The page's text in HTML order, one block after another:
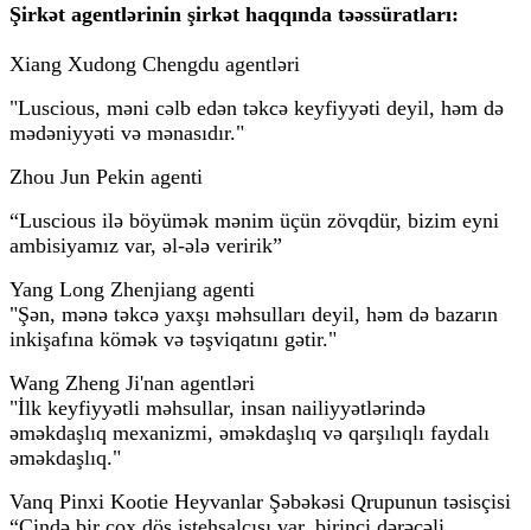
Şirkət agentlərinin şirkət haqqında təəssüratları:
Xiang Xudong Chengdu agentləri
"Luscious, məni cəlb edən təkcə keyfiyyəti deyil, həm də
mədəniyyəti və mənasıdır."
Zhou Jun Pekin agenti
“Luscious ilə böyümək mənim üçün zövqdür, bizim eyni
ambisiyamız var, əl-ələ veririk”
Yang Long Zhenjiang agenti
"Şən, mənə təkcə yaxşı məhsulları deyil, həm də bazarın
inkişafına kömək və təşviqatını gətir."
Wang Zheng Ji'nan agentləri
"İlk keyfiyyətli məhsullar, insan nailiyyətlərində
əməkdaşlıq mexanizmi, əməkdaşlıq və qarşılıqlı faydalı
əməkdaşlıq."
Vanq Pinxi Kootie Heyvanlar Şəbəkəsi Qrupunun təsisçisi